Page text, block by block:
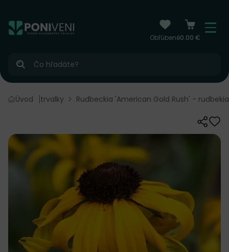
Obľúbené0.00 €
Menu
Hľadať
Úvod
Kvitnúce trvalky Rudbeckia 'American Gold Rush' - rudbekia
Zdieľať